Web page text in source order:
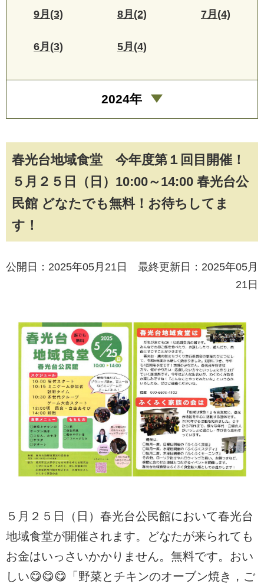
春光台地域食堂 今年度第１回目開催！
５月２５日（日）10:00～14:00 春光台公
民館 どなたでも無料！お待ちしてま
す！
公開日：2025年05月21日 最終更新日：2025年05月
21日
５月２５日（日）春光台公民館において春光台
地域食堂が開催されます。どなたが来られても
お金はいっさいかかりません。無料です。おい
しい😋😋😋「野菜とチキンのオーブン焼き，ご
9月(3) 8月(2) 7月(4)
6月(3) 5月(4)
2024年